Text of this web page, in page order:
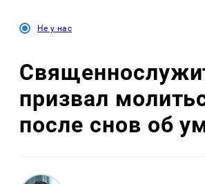
Не у нас
призвал
после снов об